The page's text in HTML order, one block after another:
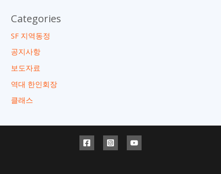
Categories
SF 지역동정
공지사항
보도자료
역대 한인회장
클래스